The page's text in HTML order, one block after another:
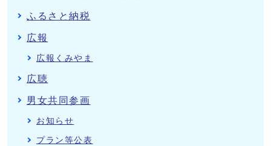
ふるさと納税
広報
広報くみやま
広聴
男女共同参画
お知らせ
プラン等公表